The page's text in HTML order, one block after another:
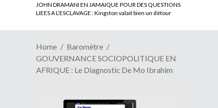
JOHN DRAMANI EN JAMAIQUE POUR DES QUESTIONS
LIEES A L’ESCLAVAGE : Kingston valait bien un détour
ELECTION DE TALON A LA TETE DU SENAT BENINOIS :
Quand Patrice quitte le pouvoir sans partir !
Home
Baromètre
GOUVERNANCE SOCIOPOLITIQUE EN
AFRIQUE : Le Diagnostic De Mo Ibrahim